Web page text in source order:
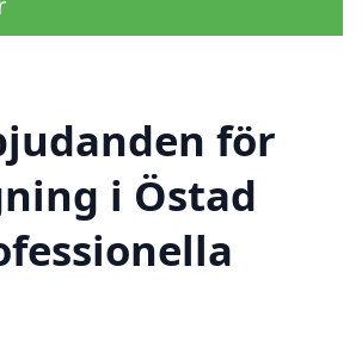
för
i Östad